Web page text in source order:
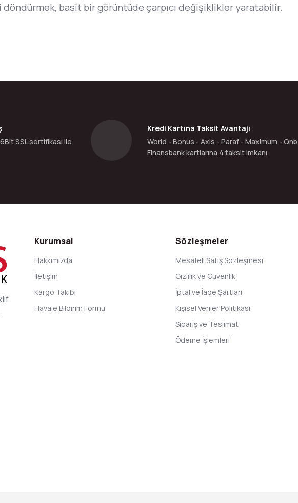
basit bir görüntüde çarpıcı değişiklikler yaratabilir.
SSL sertifikası ile
Kredi Kartına Taksit Avantajı
World - Bonus - Axis - Paraf - Maximum - Qnb
Finansbank kartlarına 4 taksit imkanı
Kurumsal
Hakkımızda
İletişim
Kargo Takibi
Havale Bildirim Formu
Sözleşmeler
Mesafeli Satış Sözleşmesi
Gizlilik ve Güvenlik
İptal ve İade Şartları
Kişisel Veriler Politikası
Sipariş ve Teslimat
Ödeme İşlemleri